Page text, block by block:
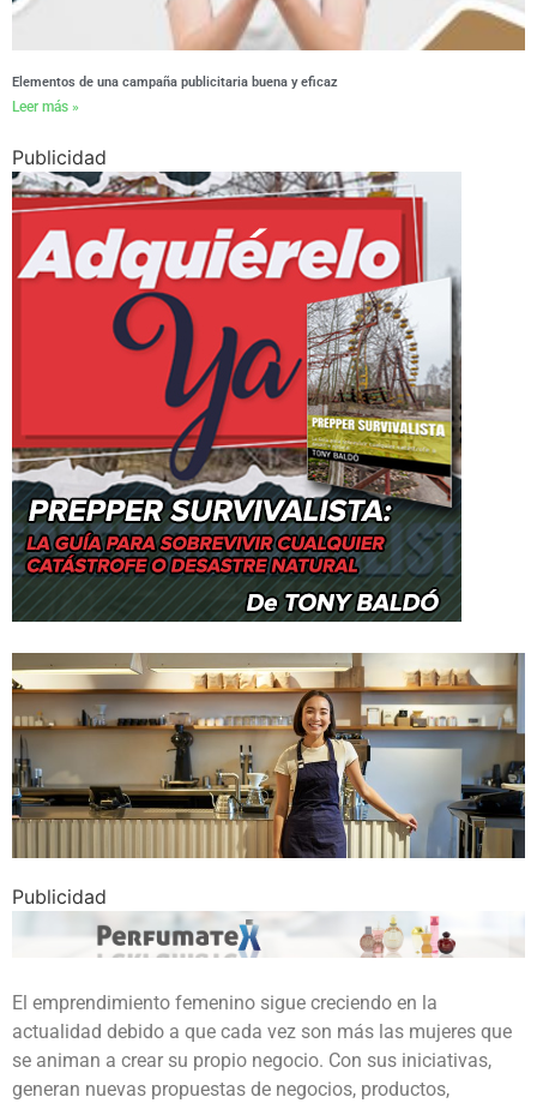
Elementos de una campaña publicitaria buena y eficaz
Leer más »
Publicidad
Publicidad
El emprendimiento femenino sigue creciendo en la
actualidad debido a que cada vez son más las mujeres que
se animan a crear su propio negocio. Con sus iniciativas,
generan nuevas propuestas de negocios, productos,